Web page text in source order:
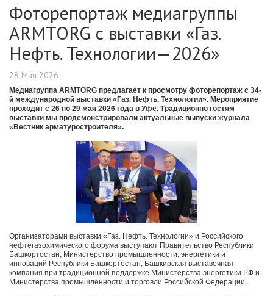
Фоторепортаж медиагруппы
ARMTORG с выставки «Газ.
Нефть. Технологии—2026»
28 Мая 2026
Медиагруппа ARMTORG предлагает к просмотру фоторепортаж с 34-
й международной выставки «Газ. Нефть. Технологии». Мероприятие
проходит с 26 по 29 мая 2026 года в Уфе. Традиционно гостям
выставки мы продемонстрировали актуальные выпуски журнала
«Вестник арматуростроителя».
Организаторами выставки «Газ. Нефть. Технологии» и Российского
нефтегазохимического форума выступают Правительство Республики
Башкортостан, Министерство промышленности, энергетики и
инноваций Республики Башкортостан, Башкирская выставочная
компания при традиционной поддержке Министерства энергетики РФ и
Министерства промышленности и торговли Российской Федерации.